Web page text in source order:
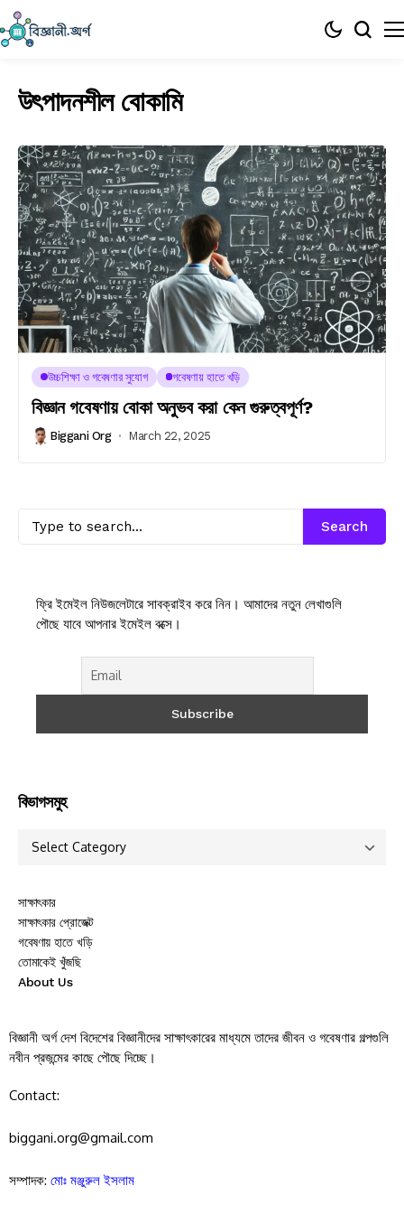
উৎপাদনশীল বোকামি
উচ্চশিক্ষা ও গবেষণার সুযোগ গবেষণায় হাতে খড়ি
বিজ্ঞান গবেষণায় বোকা অনুভব করা কেন গুরুত্বপূর্ণ?
Biggani Org March 22, 2025
Search
ফ্রি ইমেইল নিউজলেটারে সাবক্রাইব করে নিন। আমাদের নতুন লেখাগুলি
পৌছে যাবে আপনার ইমেইল বক্সে।
বিভাগসমুহ
সাক্ষাৎকার
সাক্ষাৎকার প্রোজেক্ট
গবেষণায় হাতে খড়ি
তোমাকেই খুঁজছি
About Us
বিজ্ঞানী অর্গ দেশ বিদেশের বিজ্ঞানীদের সাক্ষাৎকারের মাধ্যমে তাদের জীবন ও গবেষণার গল্পগুলি
নবীন প্রজন্মের কাছে পৌছে দিচ্ছে।
Contact:
biggani.org@gmail.com
সম্পাদক: মোঃ মঞ্জুরুল ইসলাম